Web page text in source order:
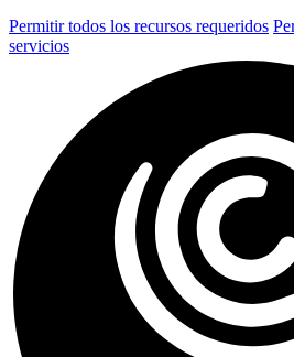
Permitir todos los recursos requeridos
servicios